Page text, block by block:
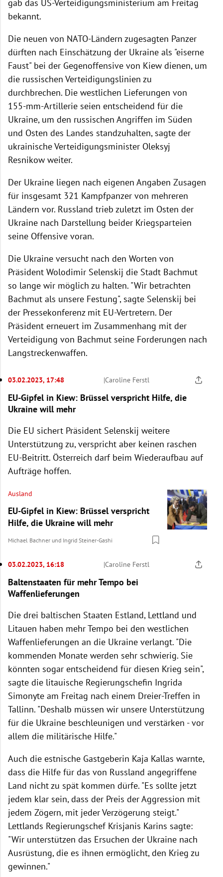
gab das US-Verteidigungsministerium am Freitag
bekannt.
Die neuen von NATO-Ländern zugesagten Panzer
dürften nach Einschätzung der Ukraine als "eiserne
Faust" bei der Gegenoffensive von Kiew dienen, um
die russischen Verteidigungslinien zu
durchbrechen. Die westlichen Lieferungen von
155-mm-Artillerie seien entscheidend für die
Ukraine, um den russischen Angriffen im Süden
und Osten des Landes standzuhalten, sagte der
ukrainische Verteidigungsminister Oleksyj
Resnikow weiter.
Der Ukraine liegen nach eigenen Angaben Zusagen
für insgesamt 321 Kampfpanzer von mehreren
Ländern vor. Russland trieb zuletzt im Osten der
Ukraine nach Darstellung beider Kriegsparteien
seine Offensive voran.
Die Ukraine versucht nach den Worten von
Präsident Wolodimir Selenskij die Stadt Bachmut
so lange wir möglich zu halten. "Wir betrachten
Bachmut als unsere Festung", sagte Selenskij bei
der Pressekonferenz mit EU-Vertretern. Der
Präsident erneuert im Zusammenhang mit der
Verteidigung von Bachmut seine Forderungen nach
Langstreckenwaffen.
03.02.2023, 17:48 |Caroline Ferstl
EU-Gipfel in Kiew: Brüssel verspricht Hilfe, die
Ukraine will mehr
Die EU sichert Präsident Selenskij weitere
Unterstützung zu, verspricht aber keinen raschen
EU-Beitritt. Österreich darf beim Wiederaufbau auf
Aufträge hoffen.
Ausland
EU-Gipfel in Kiew: Brüssel verspricht
Hilfe, die Ukraine will mehr
Michael Bachner und Ingrid Steiner-Gashi
03.02.2023, 16:18 |Caroline Ferstl
Baltenstaaten für mehr Tempo bei
Waffenlieferungen
Die drei baltischen Staaten Estland, Lettland und
Litauen haben mehr Tempo bei den westlichen
Waffenlieferungen an die Ukraine verlangt. "Die
kommenden Monate werden sehr schwierig. Sie
könnten sogar entscheidend für diesen Krieg sein",
sagte die litauische Regierungschefin Ingrida
Simonyte am Freitag nach einem Dreier-Treffen in
Tallinn. "Deshalb müssen wir unsere Unterstützung
für die Ukraine beschleunigen und verstärken - vor
allem die militärische Hilfe."
Auch die estnische Gastgeberin Kaja Kallas warnte,
dass die Hilfe für das von Russland angegriffene
Land nicht zu spät kommen dürfe. "Es sollte jetzt
jedem klar sein, dass der Preis der Aggression mit
jedem Zögern, mit jeder Verzögerung steigt."
Lettlands Regierungschef Krisjanis Karins sagte:
"Wir unterstützen das Ersuchen der Ukraine nach
Ausrüstung, die es ihnen ermöglicht, den Krieg zu
gewinnen."